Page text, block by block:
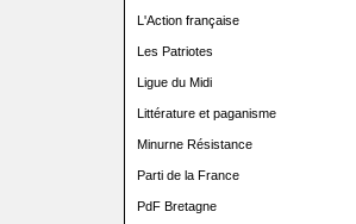
L'Action française
Les Patriotes
Ligue du Midi
Littérature et paganisme
Minurne Résistance
Parti de la France
PdF Bretagne